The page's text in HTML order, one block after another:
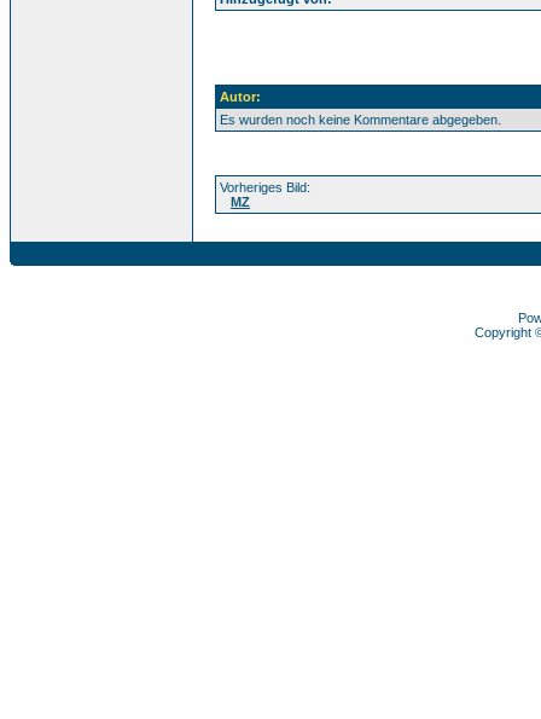
Autor:
Es wurden noch keine Kommentare abgegeben.
Vorheriges Bild:
MZ
Copyright